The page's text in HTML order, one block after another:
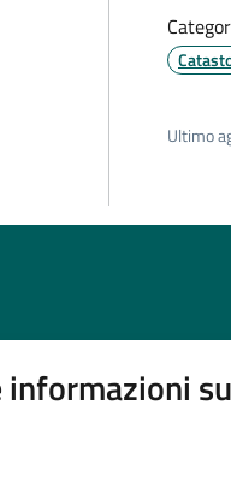
Ultimo